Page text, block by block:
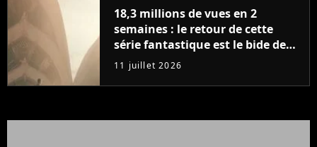
18,3 millions de vues en 2
semaines : le retour de cette
série fantastique est le bide de
l'année sur Netflix
11 juillet 2026